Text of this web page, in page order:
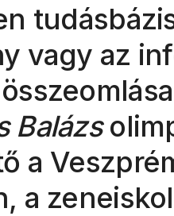
vagy az
Balázs
a
a